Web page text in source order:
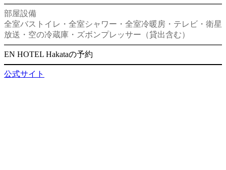
部屋設備
全室バストイレ・全室シャワー・全室冷暖房・テレビ・衛星
放送・空の冷蔵庫・ズボンプレッサー（貸出含む）
EN HOTEL Hakataの予約
公式サイト